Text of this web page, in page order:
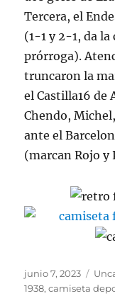
Tercera, el
(1-1 y 2-1, da la
prórroga).
truncaron la
el Castilla16 de
Chendo,
ante el
(marcan Rojo y
Publicado
el
junio 7, 2023
1938,camiseta